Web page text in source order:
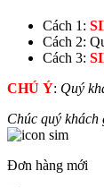
Cách 1:
Cách 2:
Cách 3:
CHÚ Ý: Quý
Chúc quý khách
Đơn hàng mới